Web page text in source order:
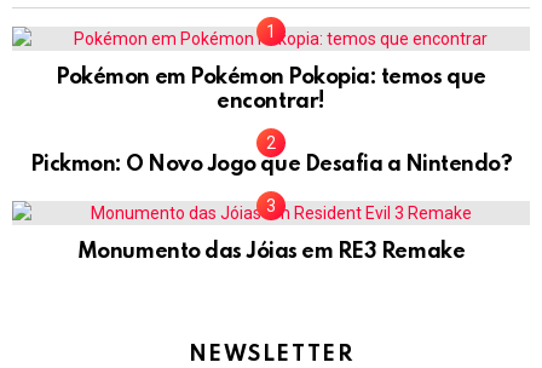
Pokémon em Pokémon Pokopia: temos que
encontrar!
Pickmon: O Novo Jogo que Desafia a Nintendo?
Monumento das Jóias em RE3 Remake
NEWSLETTER